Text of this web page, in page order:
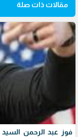
مقالات ذات صلة
فوز عبد الرحمن